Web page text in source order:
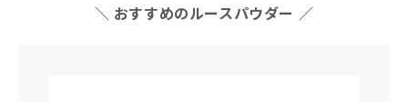
＼ おすすめのルースパウダー ／